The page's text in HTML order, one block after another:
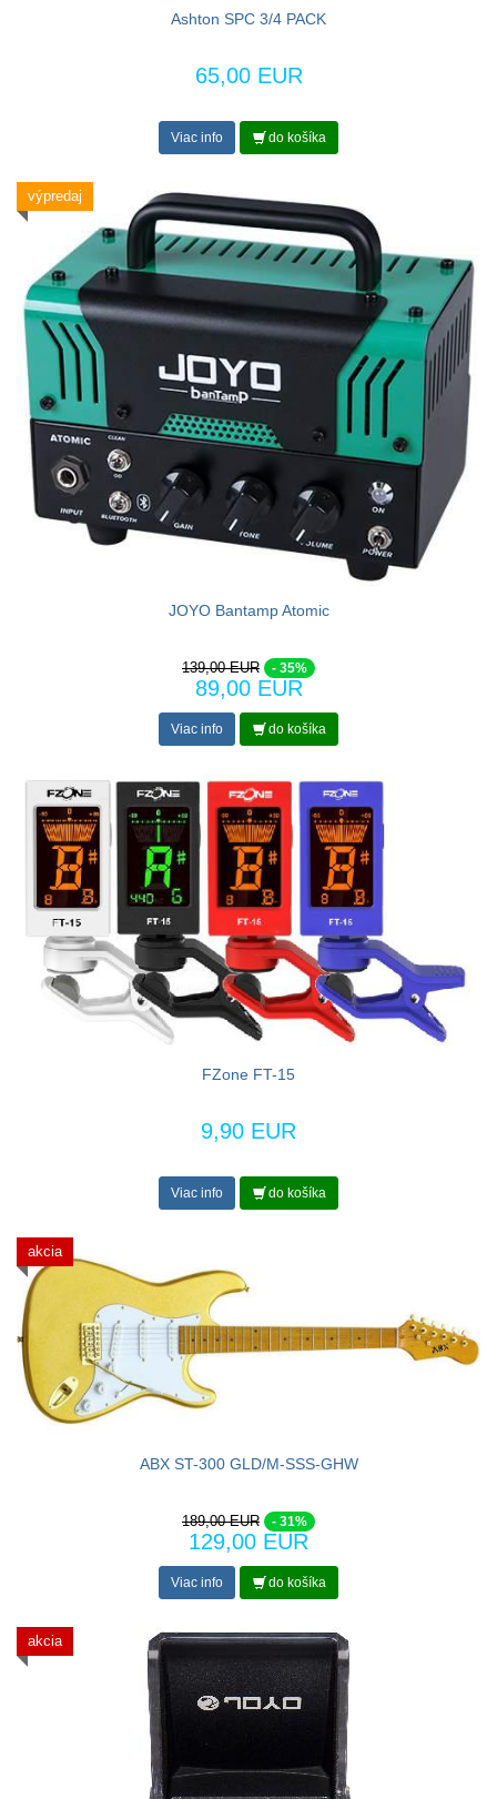
Ashton SPC 3/4 PACK
65,00 EUR
Viac info do košíka
výpredaj
JOYO Bantamp Atomic
139,00 EUR - 35%
89,00 EUR
Viac info do košíka
FZone FT-15
9,90 EUR
Viac info do košíka
akcia
ABX ST-300 GLD/M-SSS-GHW
189,00 EUR - 31%
129,00 EUR
Viac info do košíka
akcia